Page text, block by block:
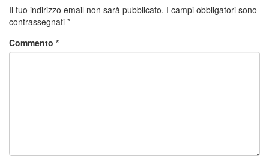
Il tuo indirizzo email non sarà pubblicato. I campi obbligatori sono
contrassegnati *
Commento *